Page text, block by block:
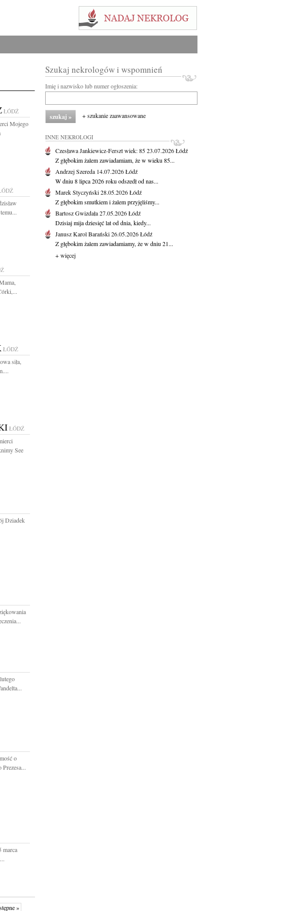
ŁÓDŹ
Mojego
ŁÓDŹ
siła,
ŁÓDŹ
See
Dziadek
o
marca
»
Szukaj nekrologów i wspomnień
Imię i nazwisko lub numer ogłoszenia:
+ szukanie zaawansowane
INNE NEKROLOGI
Czesława Jankiewicz-Fersztwiek: 8523.07.2026Łódź
Z głębokim żalem zawiadamiam, że w wieku 85...
Andrzej Szereda 14.07.2026Łódź
W dniu 8 lipca 2026 roku odszedł od nas...
Marek Styczyński28.05.2026Łódź
Z głębokim smutkiem i żalem przyjęliśmy...
Bartosz Gwizdała27.05.2026Łódź
Dzisiaj mija dziesięć lat od dnia, kiedy...
Janusz Karol Barański26.05.2026Łódź
Z głębokim żalem zawiadamiamy, że w dniu 21...
+ więcej